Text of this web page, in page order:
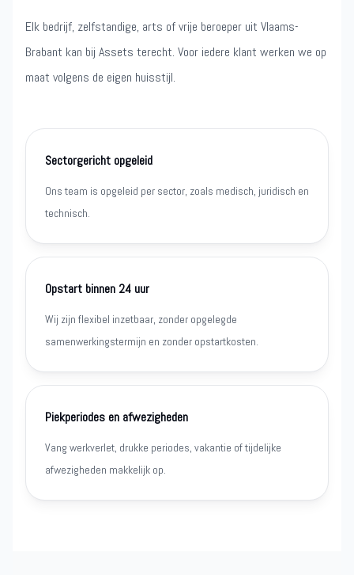
Elk bedrijf, zelfstandige, arts of vrije beroeper uit Vlaams-
Brabant kan bij Assets terecht. Voor iedere klant werken we op
maat volgens de eigen huisstijl.
Sectorgericht opgeleid
Ons team is opgeleid per sector, zoals medisch, juridisch en
technisch.
Opstart binnen 24 uur
Wij zijn flexibel inzetbaar, zonder opgelegde
samenwerkingstermijn en zonder opstartkosten.
Piekperiodes en afwezigheden
Vang werkverlet, drukke periodes, vakantie of tijdelijke
afwezigheden makkelijk op.